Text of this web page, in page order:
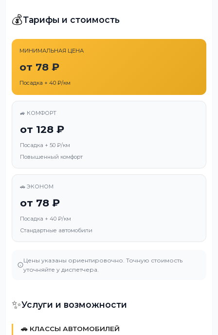
💰Тарифы и стоимость
МИНИМАЛЬНАЯ ЦЕНА
от 78 ₽
Посадка + 40 ₽/км
🚙 КОМФОРТ
от 128 ₽
Посадка + 50 ₽/км
Повышенный комфорт
🚗 ЭКОНОМ
от 78 ₽
Посадка + 40 ₽/км
Стандартные автомобили
Цены указаны ориентировочно. Точную стоимость
уточняйте у диспетчера.
✨Услуги и возможности
🚗 КЛАССЫ АВТОМОБИЛЕЙ